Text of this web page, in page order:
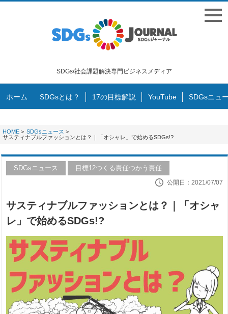
SDGs/社会課題解決専門ビジネスメディア
ホーム SDGsとは？ 17の目標解説 YouTube SDGsニュ
HOME > SDGsニュース >
サスティナブルファッションとは？｜「オシャレ」で始めるSDGs!?
SDGsニュース 目標12つくる責任つかう責任
公開日：2021/07/07
サスティナブルファッションとは？｜「オシャ
レ」で始めるSDGs!?